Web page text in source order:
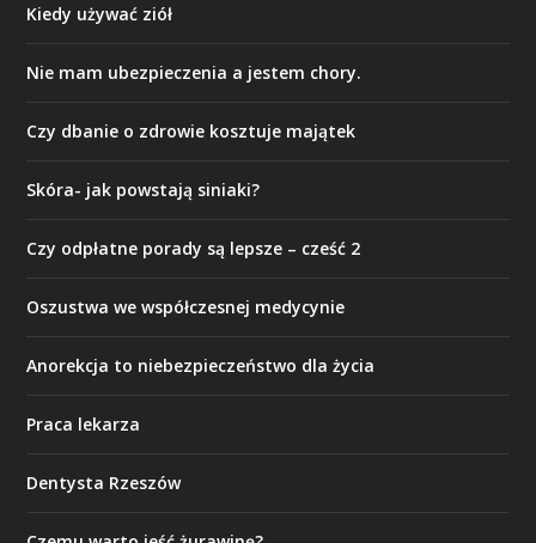
Kiedy używać ziół
Nie mam ubezpieczenia a jestem chory.
Czy dbanie o zdrowie kosztuje majątek
Skóra- jak powstają siniaki?
Czy odpłatne porady są lepsze – cześć 2
Oszustwa we współczesnej medycynie
Anorekcja to niebezpieczeństwo dla życia
Praca lekarza
Dentysta Rzeszów